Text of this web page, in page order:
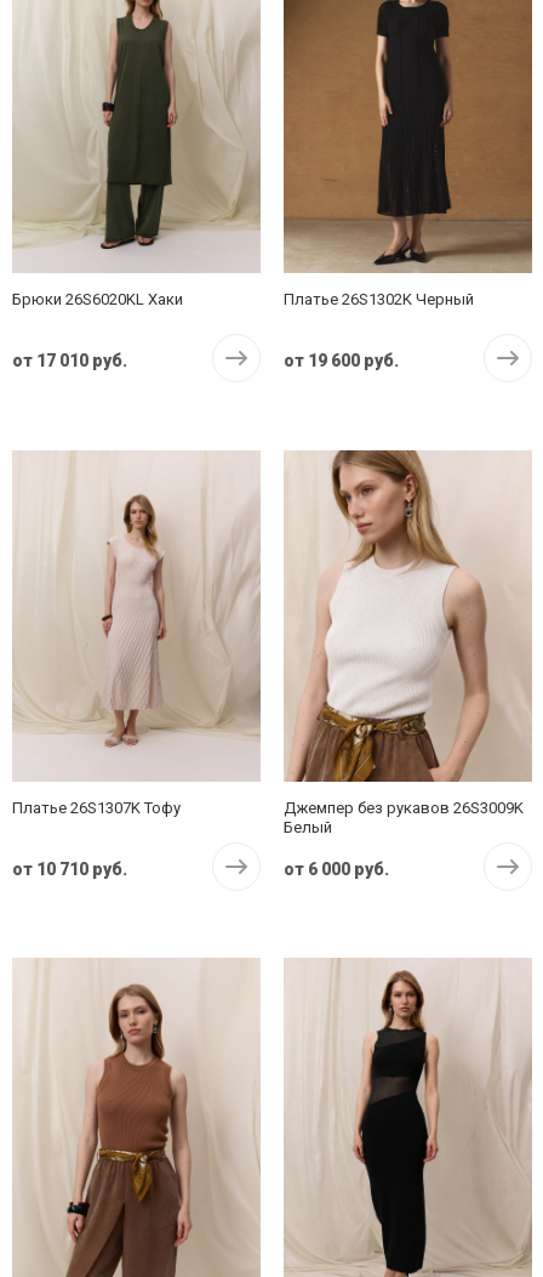
Брюки 26S6020KL Хаки
от 17 010 руб.
Платье 26S1302K Черный
от 19 600 руб.
Платье 26S1307K Тофу
от 10 710 руб.
Джемпер без рукавов 26S3009K
Белый
от 6 000 руб.